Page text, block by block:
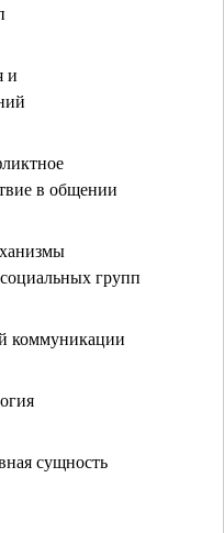
и
в общении
групп
коммуникации
сущность